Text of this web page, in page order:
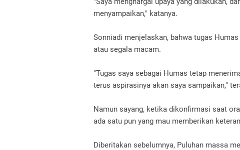
menyampaikan," katanya.
Sonniadi menjelaskan, bahwa tugas
atau segala macam.
"Tugas saya sebagai Humas tetap
terus aspirasinya akan saya sampaikan,"
Namun sayang, ketika dikonfirmasi saat
ada satu pun yang mau memberikan
Diberitakan sebelumnya, Puluhan massa